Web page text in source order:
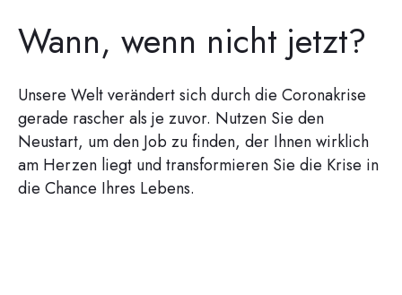
Wann, wenn nicht jetzt?
Unsere Welt verändert sich durch die Coronakrise
gerade rascher als je zuvor. Nutzen Sie den
Neustart, um den Job zu finden, der Ihnen wirklich
am Herzen liegt und transformieren Sie die Krise in
die Chance Ihres Lebens.